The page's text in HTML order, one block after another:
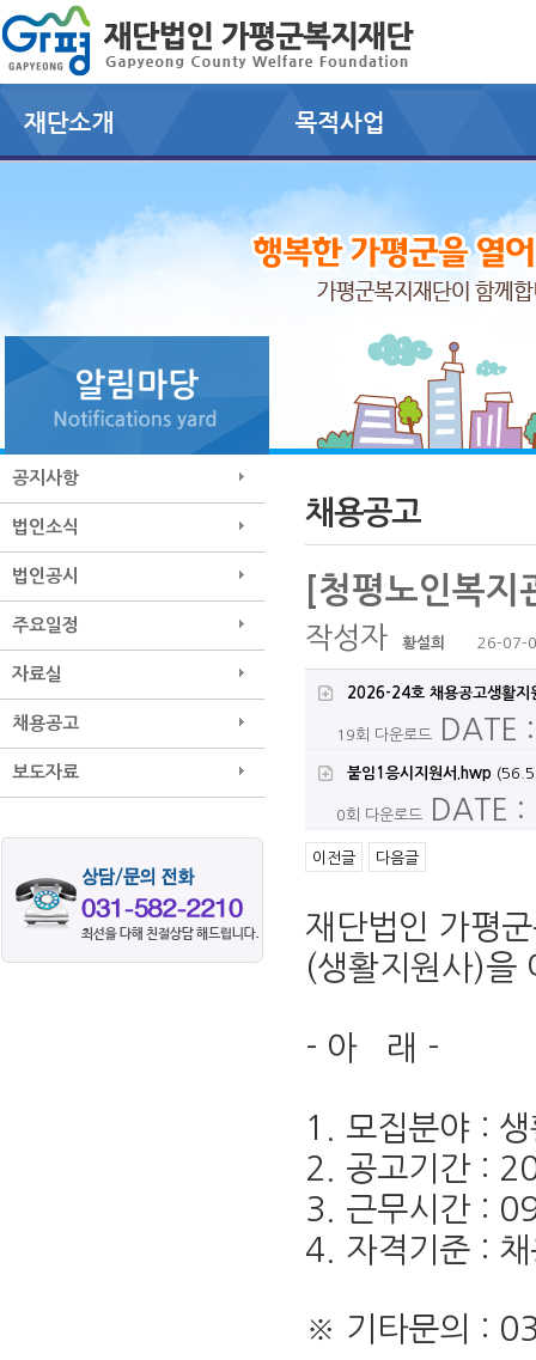
공지사항
법인소식
법인공시
주요일정
자료실
채용공고
보도자료
채용공고
[청평노인복
작성자 황설희 26-07-
2026-24호 채용공고생활지
19회 다운로드 DATE
붙임1응시지원서.hwp
0회 다운로드 DATE
이전글 다음글
재단법인 가평
(생활지원사)을
- 아 래 -
1. 모집분야 :
2. 공고기간 :
3. 근무시간 :
4. 자격기준 :
※ 기타문의 :